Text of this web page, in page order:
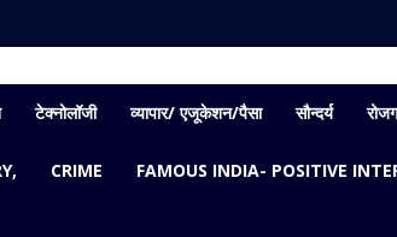
टेक्नोलॉजी व्यापार/ एजूकेशन/पैसा सौन्दर्य
CRIME FAMOUS INDIA- POSITIVE